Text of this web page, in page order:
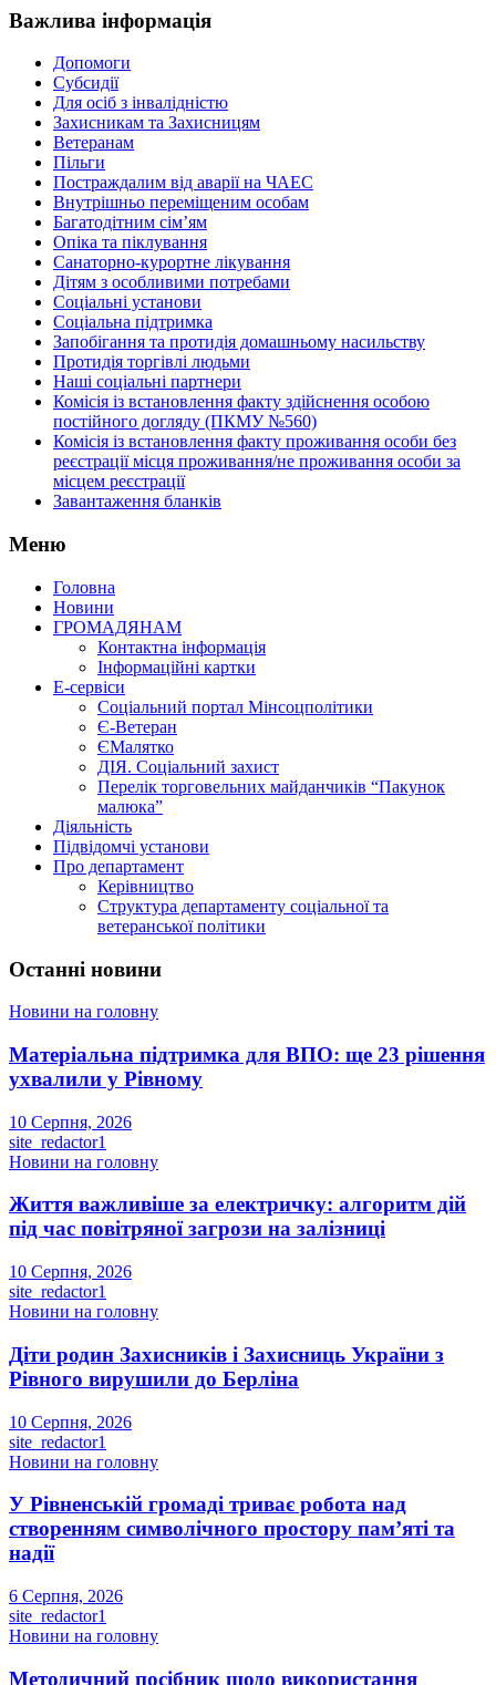
Важлива інформація
Допомоги
Субсидії
Для осіб з інвалідністю
Захисникам та Захисницям
Ветеранам
Пільги
Постраждалим від аварії на ЧАЕС
Внутрішньо переміщеним особам
Багатодітним сім’ям
Опіка та піклування
Санаторно-курортне лікування
Дітям з особливими потребами
Соціальні установи
Соціальна підтримка
Запобігання та протидія домашньому насильству
Протидія торгівлі людьми
Наші соціальні партнери
Комісія із встановлення факту здійснення особою
постійного догляду (ПКМУ №560)
Комісія із встановлення факту проживання особи без
реєстрації місця проживання/не проживання особи за
місцем реєстрації
Завантаження бланків
Меню
Головна
Новини
ГРОМАДЯНАМ
Контактна інформація
Інформаційні картки
Е-сервіси
Соціальний портал Мінсоцполітики
Є-Ветеран
ЄМалятко
ДІЯ. Соціальний захист
Перелік торговельних майданчиків “Пакунок
малюка”
Діяльність
Підвідомчі установи
Про департамент
Керівництво
Структура департаменту соціальної та
ветеранської політики
Останні новини
Новини на головну
Матеріальна підтримка для ВПО: ще 23 рішення
ухвалили у Рівному
10 Серпня, 2026
site_redactor1
Новини на головну
Життя важливіше за електричку: алгоритм дій
під час повітряної загрози на залізниці
10 Серпня, 2026
site_redactor1
Новини на головну
Діти родин Захисників і Захисниць України з
Рівного вирушили до Берліна
10 Серпня, 2026
site_redactor1
Новини на головну
У Рівненській громаді триває робота над
створенням символічного простору пам’яті та
надії
6 Серпня, 2026
site_redactor1
Новини на головну
Методичний посібник щодо використання